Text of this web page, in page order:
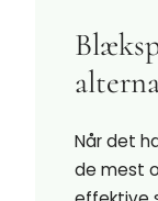
Når det
de mest